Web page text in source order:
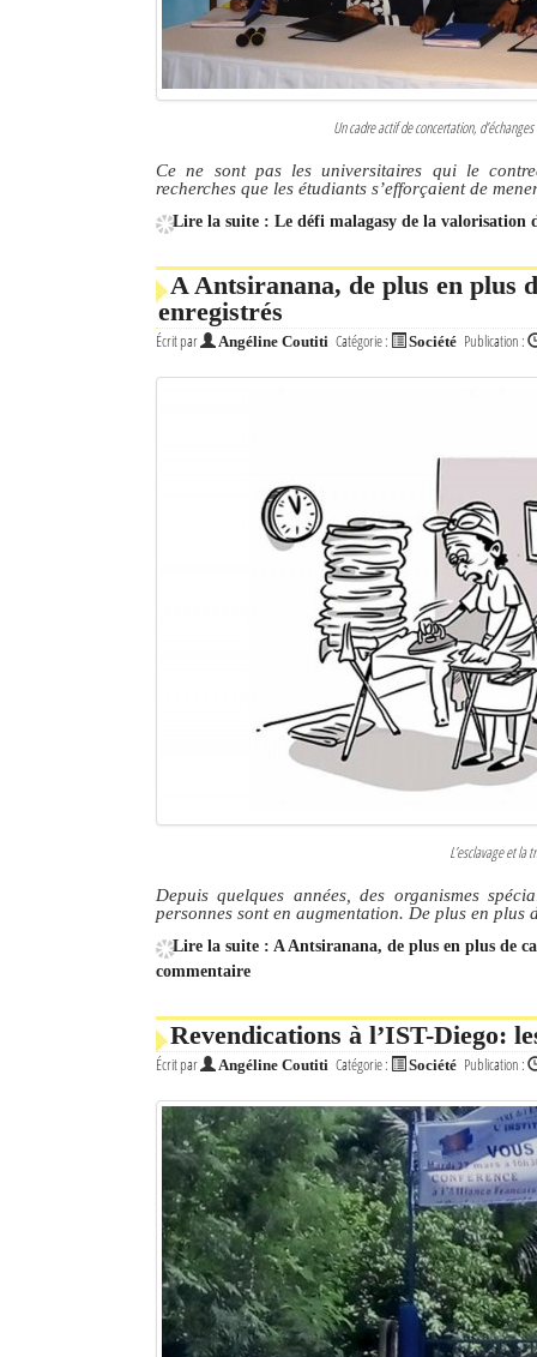
La Tribune de Diego en PDF
Mot de passe oublié ?
Un cadre actif de concertation,
Ce ne sont pas les universitaires qui le
recherches que les étudiants s’efforçaient de
Lire la suite : Le défi malagasy de la valorisation
A Antsiranana, de plus en plus
enregistrés
Écrit par Angéline Coutiti Catégorie : Société Publication :
L’esclavage et la
Depuis quelques années, des organismes
personnes sont en augmentation. De plus en
Lire la suite : A Antsiranana, de plus en plus de
commentaire
Revendications à l’IST-Diego:
Écrit par Angéline Coutiti Catégorie : Société Publication :